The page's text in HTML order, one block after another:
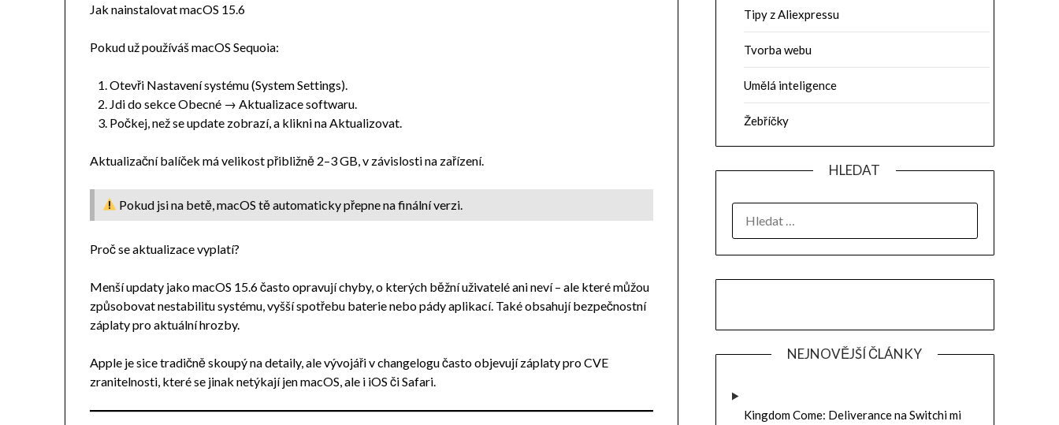
Jak nainstalovat macOS 15.6
Pokud už používáš macOS Sequoia:
Otevři Nastavení systému (System Settings).
Jdi do sekce Obecné → Aktualizace softwaru.
Počkej, než se update zobrazí, a klikni na Aktualizovat.
Aktualizační balíček má velikost přibližně 2–3 GB, v závislosti na zařízení.
Pokud jsi na betě, macOS tě automaticky přepne na finální verzi.
Proč se aktualizace vyplatí?
Menší updaty jako macOS 15.6 často opravují chyby, o kterých běžní uživatelé ani neví – ale které můžou
způsobovat nestabilitu systému, vyšší spotřebu baterie nebo pády aplikací. Také obsahují bezpečnostní
záplaty pro aktuální hrozby.
Apple je sice tradičně skoupý na detaily, ale vývojáři v changelogu často objevují záplaty pro CVE
zranitelnosti, které se jinak netýkají jen macOS, ale i iOS či Safari.
Tipy z Aliexpressu
Tvorba webu
Umělá inteligence
Žebříčky
HLEDAT
NEJNOVĚJŠÍ ČLÁNKY
Kingdom Come: Deliverance na Switchi mi